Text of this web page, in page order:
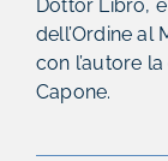
Dottor Libro,
dell’Ordine al
con l’autore
Capone.